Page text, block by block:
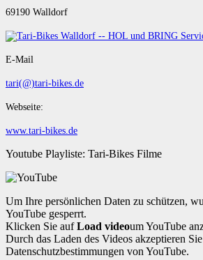
69190 Walldorf
E-Mail
tari(@)tari-bikes.de
Webseite:
www.tari-bikes.de
Youtube Playliste: Tari-Bikes Filme
Um Ihre persönlichen Daten zu schützen,
YouTube gesperrt.
Klicken Sie aufLoad videoum YouTube
Durch das Laden des Videos akzeptieren
Datenschutzbestimmungen von YouTube.